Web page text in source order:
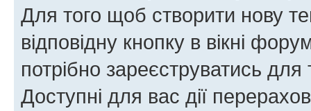
Для того щоб створити нову
відповідну кнопку в вікні
потрібно зареєструватись
Доступні для вас дії